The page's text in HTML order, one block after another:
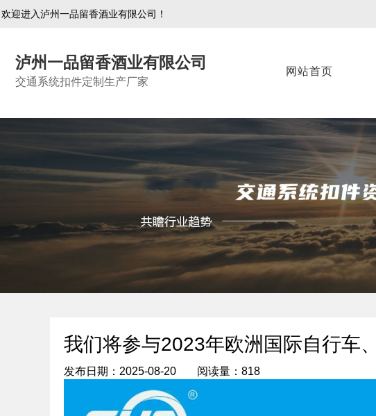
欢迎进入泸州一品留香酒业有限公司！
泸州一品留香酒业有限公司
交通系统扣件定制生产厂家
网站首页
我们将参与2023年欧洲国际自行车
发布日期：2025-08-20 阅读量：818